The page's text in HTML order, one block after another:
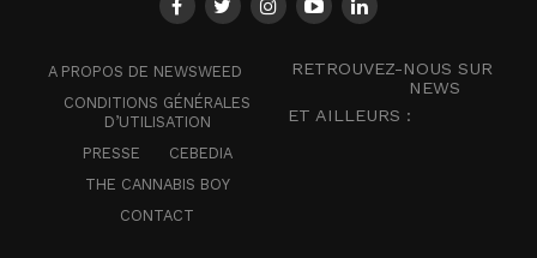
A PROPOS DE NEWSWEED
CONDITIONS GÉNÉRALES
D’UTILISATION
PRESSE
CEBEDIA
THE CANNABIS BOY
CONTACT
RETROUVEZ-NOUS SUR
NEWS
ET AILLEURS :